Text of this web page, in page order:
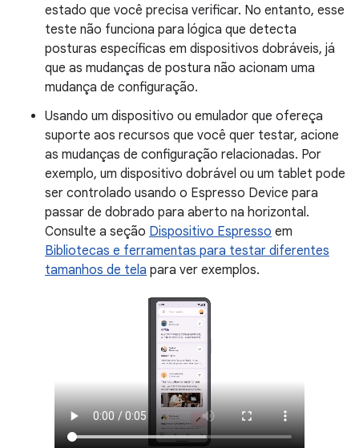
estado que você precisa verificar. No entanto, esse
teste não funciona para lógica que detecta
posturas específicas em dispositivos dobráveis, já
que as mudanças de postura não acionam uma
mudança de configuração.
Usando um dispositivo ou emulador que ofereça
suporte aos recursos que você quer testar, acione
as mudanças de configuração relacionadas. Por
exemplo, um dispositivo dobrável ou um tablet pode
ser controlado usando o Espresso Device para
passar de dobrado para aberto na horizontal.
Consulte a seção Dispositivo Espresso em
Bibliotecas e ferramentas para testar diferentes
tamanhos de tela para ver exemplos.